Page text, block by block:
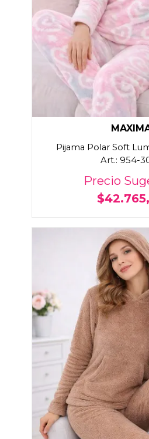
Pijama Polar Soft
Art.: 954-
Precio